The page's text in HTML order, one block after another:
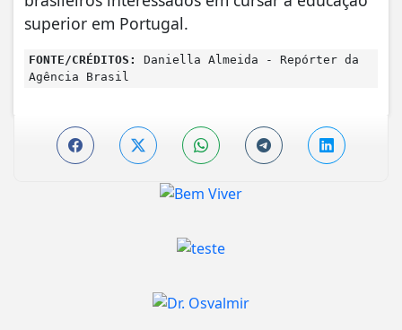
superior em Portugal.
FONTE/CRÉDITOS:
Daniella Almeida - Repórter da
Agência Brasil